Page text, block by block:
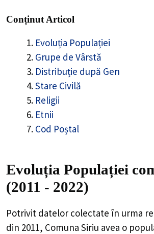
Conținut Articol
Evoluția Populației
Grupe de Vârstă
Distribuție după Gen
Stare Civilă
Religii
Etnii
Cod Poștal
Evoluția Populației
(2011 - 2022)
Potrivit datelor colectate în urma
din 2011, Comuna Siriu avea o